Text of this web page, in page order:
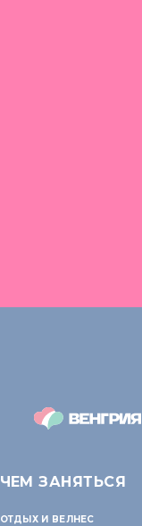
ЧЕМ ЗАНЯТЬСЯ
ОТДЫХ И ВЕЛНЕС